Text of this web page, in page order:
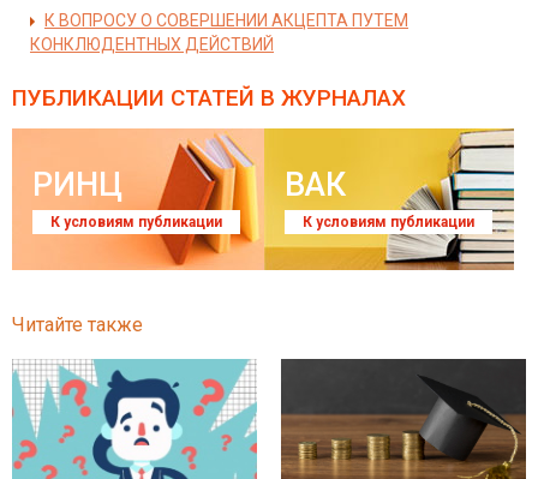
К ВОПРОСУ О СОВЕРШЕНИИ АКЦЕПТА ПУТЕМ
КОНКЛЮДЕНТНЫХ ДЕЙСТВИЙ
ПУБЛИКАЦИИ СТАТЕЙ В ЖУРНАЛАХ
РИНЦ
К условиям публикации
ВАК
К условиям публикации
Читайте также